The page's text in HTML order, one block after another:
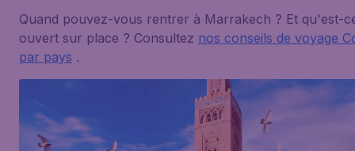
Quand pouvez-vous rentrer à Marrakech ? Et qu'est-
ouvert sur place ? Consultez nos conseils de voyage
par pays .